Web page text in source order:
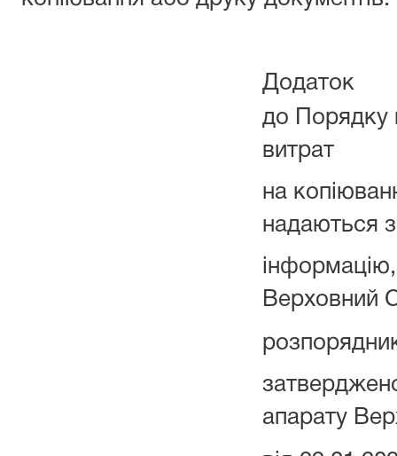
Додаток
до Порядку
витрат
на
надаються
Верховний
апарату